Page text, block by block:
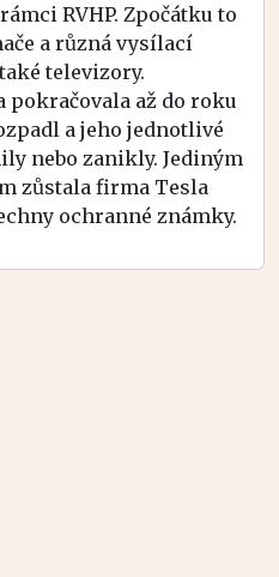
RVHP. Zpočátku to
a různá vysílací
televizory.
pokračovala až do roku
a jeho jednotlivé
nebo zanikly. Jediným
zůstala firma Tesla
ochranné známky.